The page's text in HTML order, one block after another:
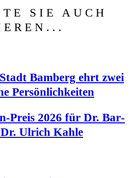
SIE AUCH
Bam­berg ehrt zwei
Persönlichkeiten
Preis 2026 für Dr. Bar­
Ulrich Kahle